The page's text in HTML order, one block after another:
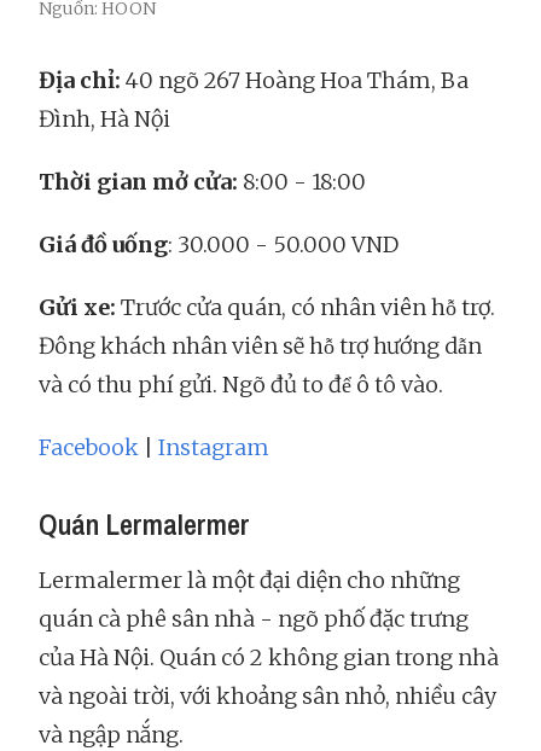
Nguồn: HOON
Địa chỉ: 40 ngõ 267 Hoàng Hoa Thám, Ba
Đình, Hà Nội
Thời gian mở cửa: 8:00 - 18:00
Giá đồ uống: 30.000 - 50.000 VND
Gửi xe: Trước cửa quán, có nhân viên hỗ trợ.
Đông khách nhân viên sẽ hỗ trợ hướng dẫn
và có thu phí gửi. Ngõ đủ to để ô tô vào.
Facebook Instagram
Quán Lermalermer
Lermalermer là một đại diện cho những
quán cà phê sân nhà - ngõ phố đặc trưng
của Hà Nội. Quán có 2 không gian trong nhà
và ngoài trời, với khoảng sân nhỏ, nhiều cây
và ngập nắng.